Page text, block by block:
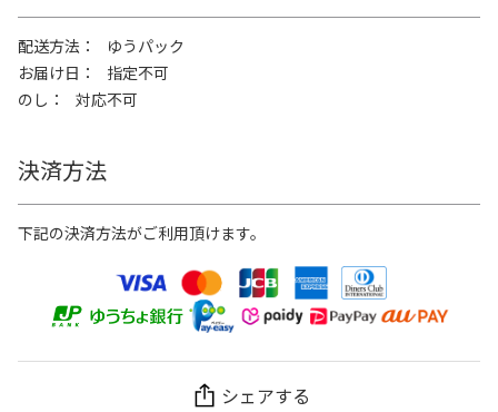
配送方法
ゆうパック
お届け日
指定不可
のし
対応不可
決済方法
下記の決済方法がご利用頂けます。
シェアする